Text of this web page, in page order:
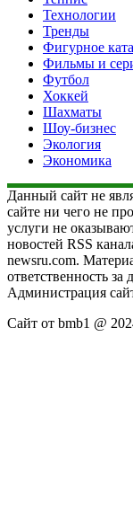
Технологии
Тренды
Фигурное
Фильмы и
Футбол
Хоккей
Шахматы
Шоу-бизнес
Экология
Экономика
Данный сайт не
сайте ни чего не
услуги не
новостей RSS
newsru.com.
ответственность
Администрация
Сайт от bmb1 @